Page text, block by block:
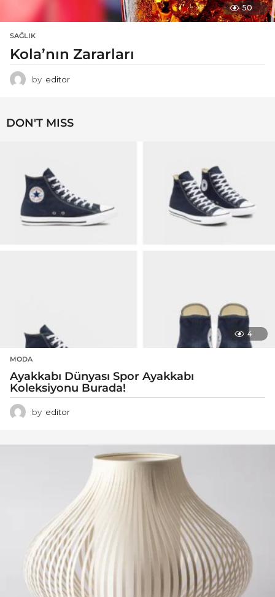
50
SAĞLIK
Kola’nın Zararları
by editor
DON'T MISS
4
MODA
Ayakkabı Dünyası Spor Ayakkabı
Koleksiyonu Burada!
by editor